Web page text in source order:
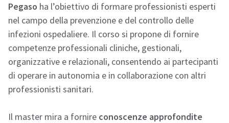
Pegaso ha l’obiettivo di formare professionisti esperti
nel campo della prevenzione e del controllo delle
infezioni ospedaliere. Il corso si propone di fornire
competenze professionali cliniche, gestionali,
organizzative e relazionali, consentendo ai partecipanti
di operare in autonomia e in collaborazione con altri
professionisti sanitari.
Il master mira a fornire conoscenze approfondite